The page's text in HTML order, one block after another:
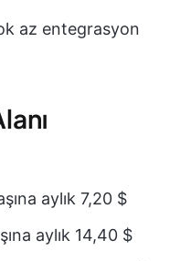
az entegrasyon
aylık 7,20 $
aylık 14,40 $